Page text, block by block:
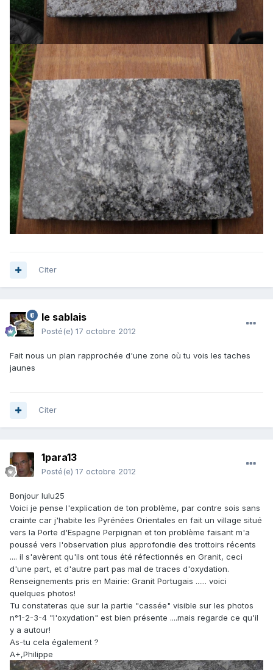
Citer
le sablais
Posté(e) 17 octobre 2012
Fait nous un plan rapprochée d'une zone où tu vois les taches
jaunes
Citer
1para13
Posté(e) 17 octobre 2012
Bonjour lulu25
Voici je pense l'explication de ton problème, par contre sois sans
crainte car j'habite les Pyrénées Orientales en fait un village situé
vers la Porte d'Espagne Perpignan et ton problème faisant m'a
poussé vers l'observation plus approfondie des trottoirs récents
.... il s'avèrent qu'ils ont tous été réfectionnés en Granit, ceci
d'une part, et d'autre part pas mal de traces d'oxydation.
Renseignements pris en Mairie: Granit Portugais ...... voici
quelques photos!
Tu constateras que sur la partie "cassée" visible sur les photos
n°1-2-3-4 "l'oxydation" est bien présente ....mais regarde ce qu'il
y a autour!
As-tu cela également ?
A+,Philippe